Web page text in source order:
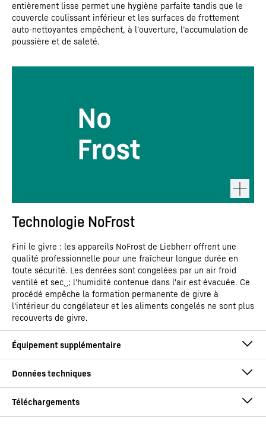
entièrement lisse permet une hygiène parfaite tandis que le
couvercle coulissant inférieur et les surfaces de frottement
auto-nettoyantes empêchent, à l’ouverture, l’accumulation de
poussière et de saleté.
Technologie NoFrost
Fini le givre : les appareils NoFrost de Liebherr offrent une
qualité professionnelle pour une fraîcheur longue durée en
toute sécurité. Les denrées sont congelées par un air froid
ventilé et sec␣; l'humidité contenue dans l'air est évacuée. Ce
procédé empêche la formation permanente de givre à
l'intérieur du congélateur et les aliments congelés ne sont plus
recouverts de givre.